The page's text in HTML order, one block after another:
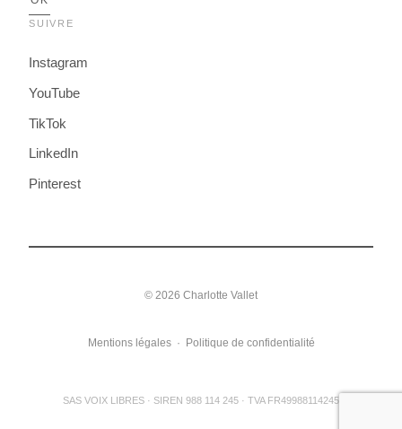
SUIVRE
Instagram
YouTube
TikTok
LinkedIn
Pinterest
© 2026 Charlotte Vallet
Mentions légales· Politique de confidentialité
SAS VOIX LIBRES · SIREN 988 114 245 · TVA FR49988114245